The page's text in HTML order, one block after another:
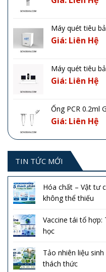
Máy quét tiêu
Giá: Liên Hệ
Máy quét tiêu
Giá: Liên Hệ
Ống PCR 0.2ml
Giá: Liên Hệ
TIN TỨC MỚI
Hóa chất – Vật tư
không thể thiếu
Vaccine tái tổ
học
Tảo nhiên liệu
thách thức